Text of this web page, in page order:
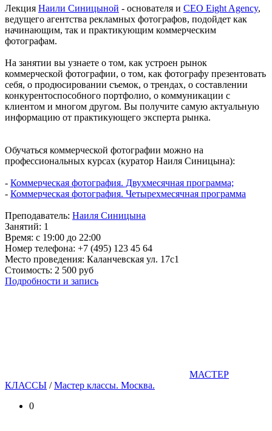
Лекция Наили Синицыной - основателя и CEO Eight Agency,
ведущего агентства рекламных фотографов, подойдет как
начинающим, так и практикующим коммерческим
фотографам.
На занятии вы узнаете о том, как устроен рынок
коммерческой фотографии, о том, как фотографу презентовать
себя, о продюсировании съемок, о трендах, о составлении
конкурентоспособного портфолио, о коммуникации с
клиентом и многом другом. Вы получите самую актуальную
информацию от практикующего эксперта рынка.
Обучаться коммерческой фотографии можно на
профессиональных курсах (куратор Наиля Синицына):
- Коммерческая фотография. Двухмесячная программа;
- Коммерческая фотография. Четырехмесячная программа
Преподаватель: Наиля Синицына
Занятий: 1
Время: с 19:00 до 22:00
Номер телефона: +7 (495) 123 45 64
Место проведения: Каланчевская ул. 17c1
Стоимость: 2 500 руб
Подробности и запись
МАСТЕР
КЛАССЫ /Мастер классы. Москва.
0